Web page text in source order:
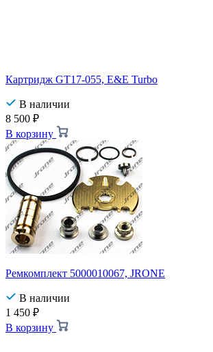
Картридж GT17-055, E&E Turbo
В наличии
8 500 ₽
В корзину
Ремкомплект 5000010067, JRONE
В наличии
1 450 ₽
В корзину